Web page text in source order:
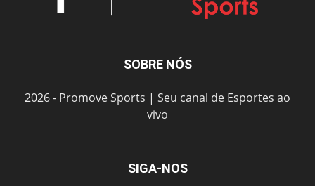
SOBRE NÓS
2026 - Promove Sports | Seu canal de Esportes ao
vivo
SIGA-NOS